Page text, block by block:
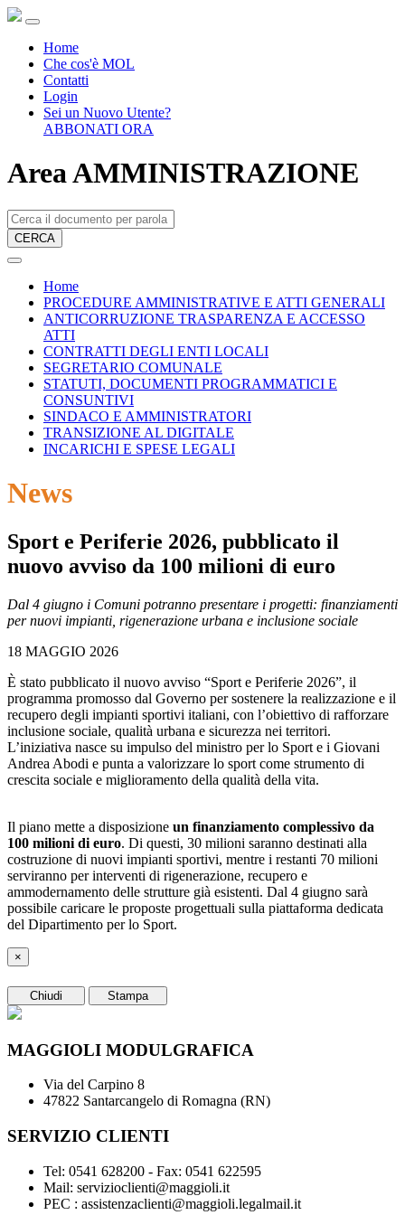
Home
Che cos'è MOL
Contatti
Login
Sei un Nuovo Utente?
ABBONATI ORA
Area AMMINISTRAZIONE
CERCA
Home
PROCEDURE AMMINISTRATIVE E ATTI GENERALI
ANTICORRUZIONE TRASPARENZA E ACCESSO
ATTI
CONTRATTI DEGLI ENTI LOCALI
SEGRETARIO COMUNALE
STATUTI, DOCUMENTI PROGRAMMATICI E
CONSUNTIVI
SINDACO E AMMINISTRATORI
TRANSIZIONE AL DIGITALE
INCARICHI E SPESE LEGALI
News
Sport e Periferie 2026, pubblicato il
nuovo avviso da 100 milioni di euro
Dal 4 giugno i Comuni potranno presentare i progetti: finanziamenti
per nuovi impianti, rigenerazione urbana e inclusione sociale
18 MAGGIO 2026
È stato pubblicato il nuovo avviso “Sport e Periferie 2026”, il
programma promosso dal Governo per sostenere la realizzazione e il
recupero degli impianti sportivi italiani, con l’obiettivo di rafforzare
inclusione sociale, qualità urbana e sicurezza nei territori.
L’iniziativa nasce su impulso del ministro per lo Sport e i Giovani
Andrea Abodi e punta a valorizzare lo sport come strumento di
crescita sociale e miglioramento della qualità della vita.
Il piano mette a disposizione un finanziamento complessivo da
100 milioni di euro. Di questi, 30 milioni saranno destinati alla
costruzione di nuovi impianti sportivi, mentre i restanti 70 milioni
serviranno per interventi di rigenerazione, recupero e
ammodernamento delle strutture già esistenti. Dal 4 giugno sarà
possibile caricare le proposte progettuali sulla piattaforma dedicata
del Dipartimento per lo Sport.
×
Chiudi Stampa
MAGGIOLI MODULGRAFICA
Via del Carpino 8
47822 Santarcangelo di Romagna (RN)
SERVIZIO CLIENTI
Tel: 0541 628200 - Fax: 0541 622595
Mail: servizioclienti@maggioli.it
PEC : assistenzaclienti@maggioli.legalmail.it